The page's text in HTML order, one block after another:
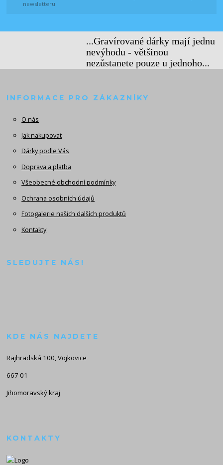
newsletteru.
...Gravírované dárky mají jednu
nevýhodu - většinou
nezůstanete pouze u jednoho...
INFORMACE PRO ZÁKAZNÍKY
O nás
Jak nakupovat
Dárky podle Vás
Doprava a platba
Všeobecné obchodní podmínky
Ochrana osobních údajů
Fotogalerie našich dalších produktů
Kontakty
SLEDUJTE NÁS!
KDE NÁS NAJDETE
Rajhradská 100, Vojkovice
667 01
Jihomoravský kraj
KONTAKTY